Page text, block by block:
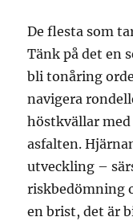
De flesta som
Tänk på det en
bli tonåring
navigera
höstkvällar
asfalten.
utveckling –
riskbedömning
en brist, det är